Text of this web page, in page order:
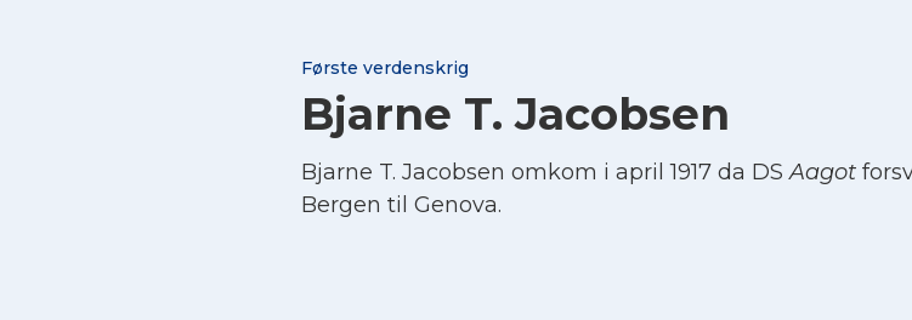
Første verdenskrig
Bjarne T. Jacobsen
Bjarne T. Jacobsen omkom i april 1917 da DSAagot
Bergen til Genova.